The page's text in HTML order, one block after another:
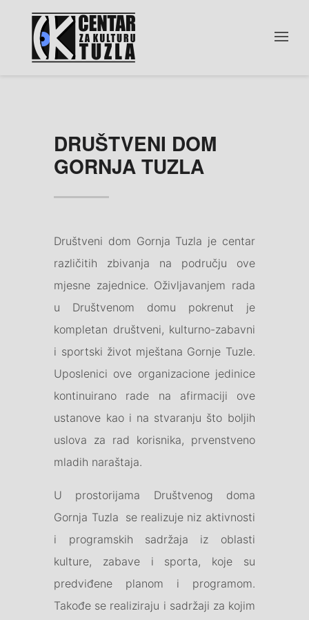
DRUŠTVENI DOM
GORNJA TUZLA
Društveni dom Gornja Tuzla je centar
različitih zbivanja na području ove
mjesne zajednice. Oživljavanjem rada
u Društvenom domu pokrenut je
kompletan društveni, kulturno-zabavni
i sportski život mještana Gornje Tuzle.
Uposlenici ove organizacione jedinice
kontinuirano rade na afirmaciji ove
ustanove kao i na stvaranju što boljih
uslova za rad korisnika, prvenstveno
mladih naraštaja.
U prostorijama Društvenog doma
Gornja Tuzla se realizuje niz aktivnosti
i programskih sadržaja iz oblasti
kulture, zabave i sporta, koje su
predviđene planom i programom.
Takođe se realiziraju i sadržaji za kojim